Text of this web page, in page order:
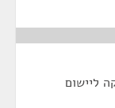
ליישום